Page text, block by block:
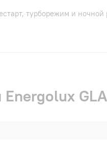
турборежим и